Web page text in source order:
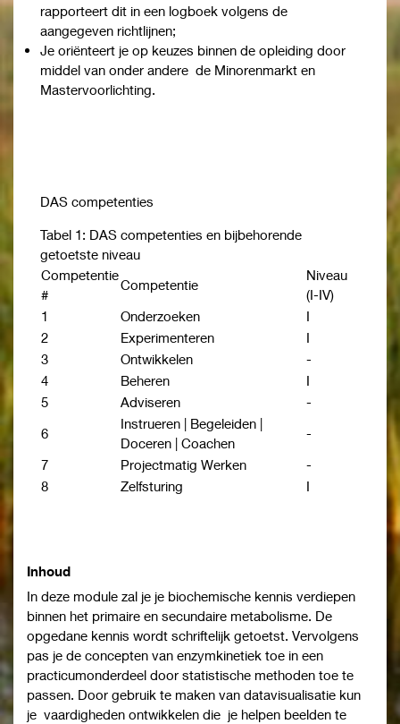
rapporteert dit in een logboek volgens de
aangegeven richtlijnen;
Je oriënteert je op keuzes binnen de opleiding door
middel van onder andere de Minorenmarkt en
Mastervoorlichting.
DAS competenties
Tabel 1: DAS competenties en bijbehorende
getoetste niveau
Competentie
#
Competentie
Niveau
(I-IV)
1
Onderzoeken
I
2
Experimenteren
I
3
Ontwikkelen
-
4
Beheren
I
5
Adviseren
-
6
Instrueren | Begeleiden |
Doceren | Coachen
-
7
Projectmatig Werken
-
8
Zelfsturing I
Inhoud
In deze module zal je je biochemische kennis verdiepen
binnen het primaire en secundaire metabolisme. De
opgedane kennis wordt schriftelijk getoetst. Vervolgens
pas je de concepten van enzymkinetiek toe in een
practicumonderdeel door statistische methoden toe te
passen. Door gebruik te maken van datavisualisatie kun
je vaardigheden ontwikkelen die je helpen beelden te